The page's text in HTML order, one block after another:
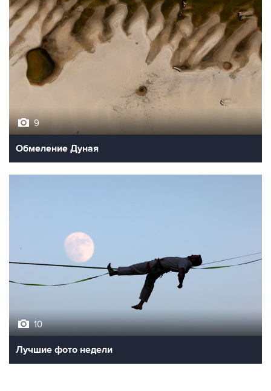
9
Обмеление Дуная
10
Лучшие фото недели